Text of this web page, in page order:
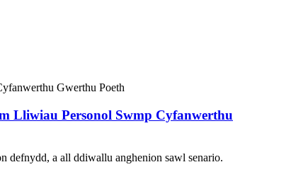
Lliwiau Personol Swmp Cyfanwerthu
a all ddiwallu anghenion sawl senario.